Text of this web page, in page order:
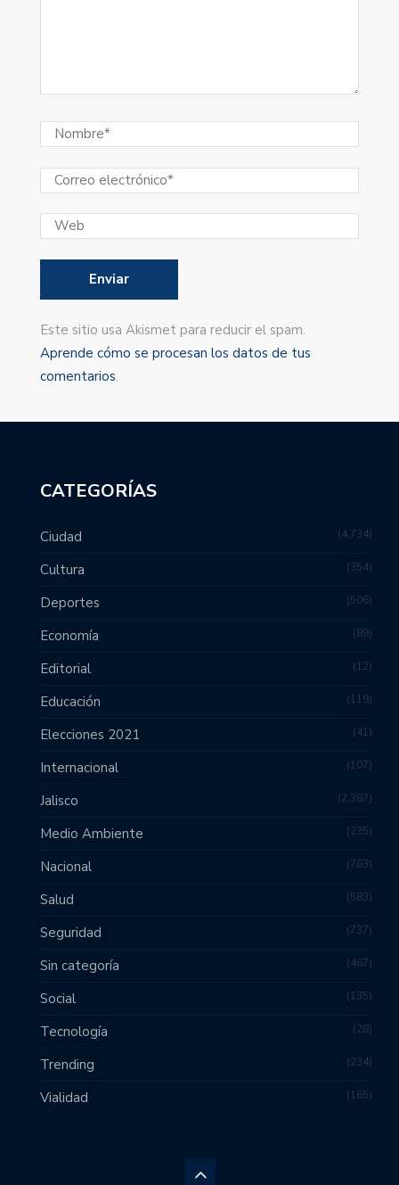
Este sitio usa Akismet para reducir el spam.
Aprende cómo se procesan los datos de tus
comentarios.
CATEGORÍAS
Ciudad 4,734
Cultura 354
Deportes 506
Economía 89
Editorial 12
Educación 119
Elecciones 2021 41
Internacional 107
Jalisco 2,387
Medio Ambiente 235
Nacional 763
Salud 583
Seguridad 737
Sin categoría 467
Social 135
Tecnología 28
Trending 234
Vialidad 165